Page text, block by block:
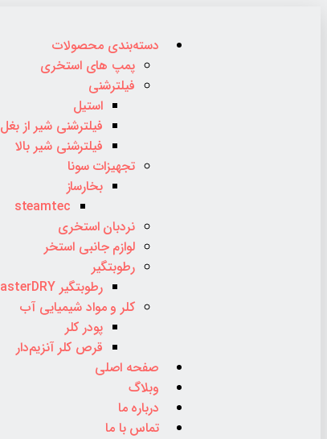
دسته‌بندی محصولات
پمپ های استخری
فیلترشنی
استیل
فیلترشنی شیر از بغل
فیلترشنی شیر بالا
تجهیزات سونا
بخارساز
steamtec
نردبان استخری
لوازم جانبی استخر
رطوبتگیر
رطوبتگیر MasterDRY
کلر و مواد شیمیایی آب
پودر کلر
قرص کلر آنزیم‌دار
صفحه اصلی
وبلاگ
درباره ما
تماس با ما